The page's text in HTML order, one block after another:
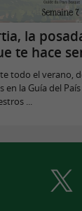
la
te hace
todo el verano,
en la Guía del
...